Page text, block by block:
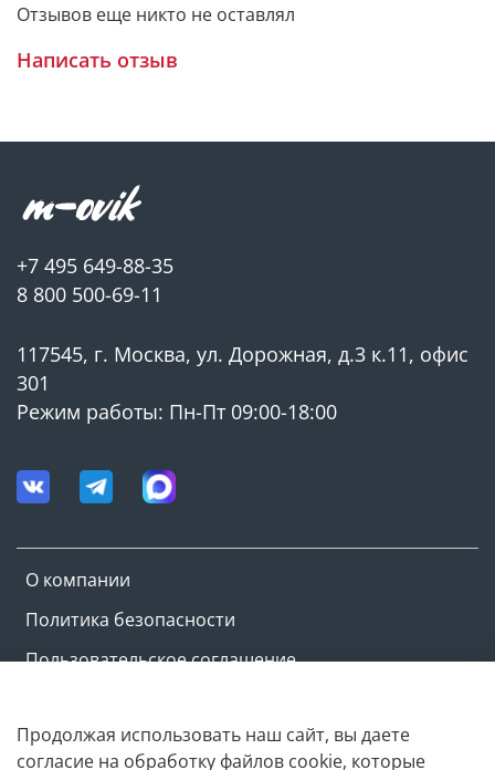
Отзывов еще никто не оставлял
Написать отзыв
О компании
Политика безопасности
Пользовательское соглашение
+7 495 649-88-35
8 800 500-69-11
117545, г. Москва, ул. Дорожная, д.3 к.11, офис
301
Режим работы: Пн-Пт 09:00-18:00
Продолжая использовать наш сайт, вы даете
согласие на обработку файлов cookie, которые